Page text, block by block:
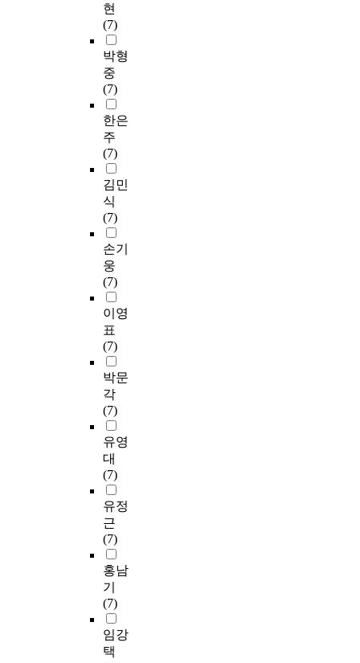
현
(7)
박형
중
(7)
한은
주
(7)
김민
식
(7)
손기
웅
(7)
이영
표
(7)
박문
각
(7)
유영
대
(7)
유정
근
(7)
홍남
기
(7)
임강
택